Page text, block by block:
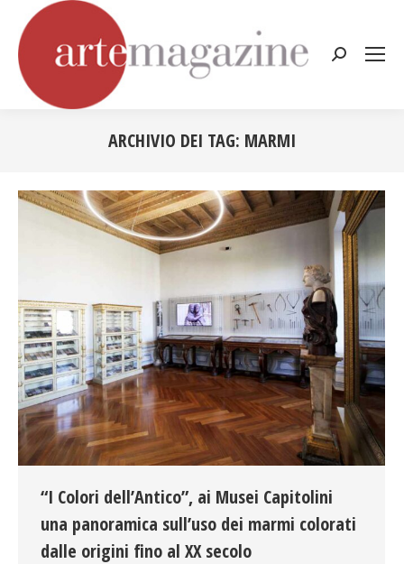
Cerca:
ARCHIVIO DEI TAG: MARMI
“I Colori dell’Antico”, ai Musei Capitolini
una panoramica sull’uso dei marmi colorati
dalle origini fino al XX secolo